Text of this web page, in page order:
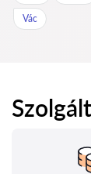
Vác